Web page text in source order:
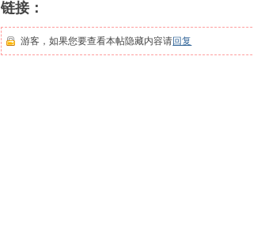
链接：
游客，如果您要查看本帖隐藏内容请回复